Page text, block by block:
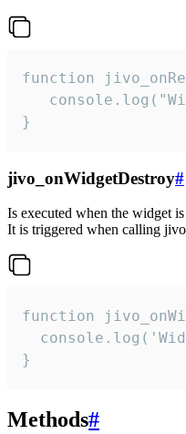
function
}
jivo_onWidgetDestroy#
Is executed when the widget
It is triggered when calling
function
}
Methods#